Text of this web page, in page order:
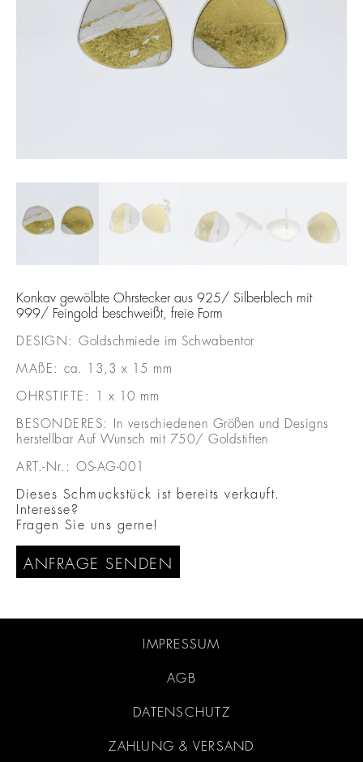
Konkav gewölbte Ohrstecker aus 925/ Silberblech mit
999/ Feingold beschweißt, freie Form
DESIGN: Goldschmiede im Schwabentor
MAßE: ca. 13,3 x 15 mm
OHRSTIFTE: 1 x 10 mm
BESONDERES:
In verschiedenen Größen und Designs
herstellbar Auf Wunsch mit 750/ Goldstiften
ART.-Nr.: OS-AG-001
Dieses Schmuckstück ist bereits verkauft.
Interesse?
Fragen Sie uns gerne!
ANFRAGE SENDEN
IMPRESSUM
AGB
DATENSCHUTZ
ZAHLUNG & VERSAND